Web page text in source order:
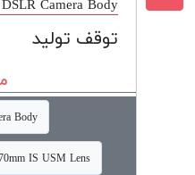
Camera Body
توقف تولید
Body
IS USM Lens